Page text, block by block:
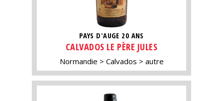
PAYS D'AUGE 20 ANS
CALVADOS LE PÈRE JULES
Normandie Calvados autre